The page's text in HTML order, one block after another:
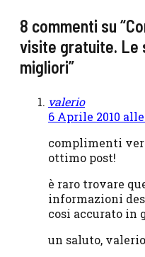
8 commenti su
visite gratuite. Le
migliori”
valerio
6 Aprile 2010 alle
complimenti
ottimo post!
è raro trovare
informazioni
cosi accurato in
un saluto, valerio